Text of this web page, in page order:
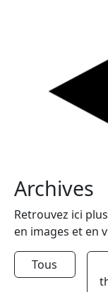
Archives
Retrouvez ici
en images et en
Tous